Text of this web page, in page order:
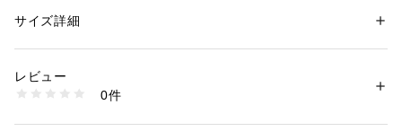
【カラー】グレー
【サイズ】フリー
性別：レディース
商品番号：
83300320 （ショップ）
サイズ詳細
レビュー
0件